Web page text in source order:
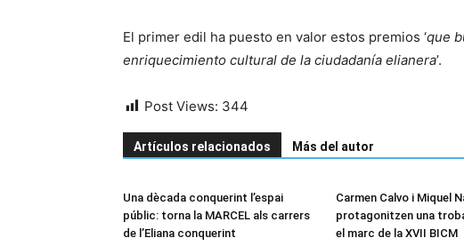
El primer edil ha puesto en valor estos premios ‘que
enriquecimiento cultural de la ciudadanía elianera’.
Post Views: 344
Artículos relacionados Más del autor
Una dècada conquerint l’espai
públic: torna la MARCEL als carrers
de l’Eliana conquerint
Carmen Calvo i Miquel
protagonitzen una
el marc de la XVII BICM